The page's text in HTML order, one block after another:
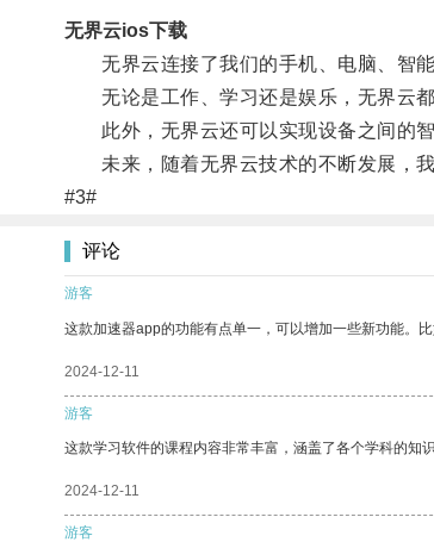
无界云ios下载
无界云连接了我们的手机、电脑、智能
无论是工作、学习还是娱乐，无界云都
此外，无界云还可以实现设备之间的智
未来，随着无界云技术的不断发展，我
#3#
评论
游客
这款加速器app的功能有点单一，可以增加一些新功能。
2024-12-11
游客
这款学习软件的课程内容非常丰富，涵盖了各个学科的知
2024-12-11
游客